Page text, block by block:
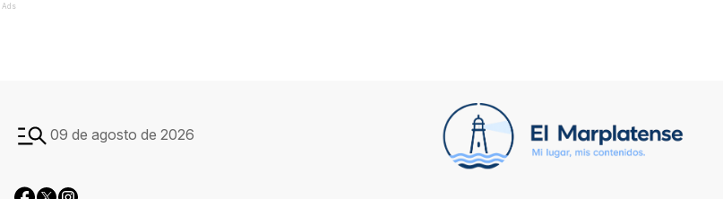
Ads
09 de agosto de 2026